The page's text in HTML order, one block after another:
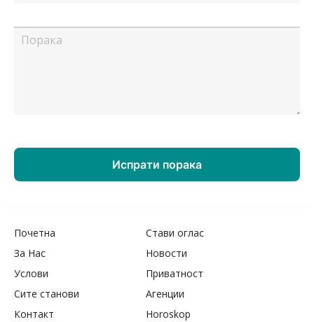
Почетна
Стави оглас
За Нас
Новости
Услови
Приватност
Сите станови
Агенции
Контакт
Horoskop